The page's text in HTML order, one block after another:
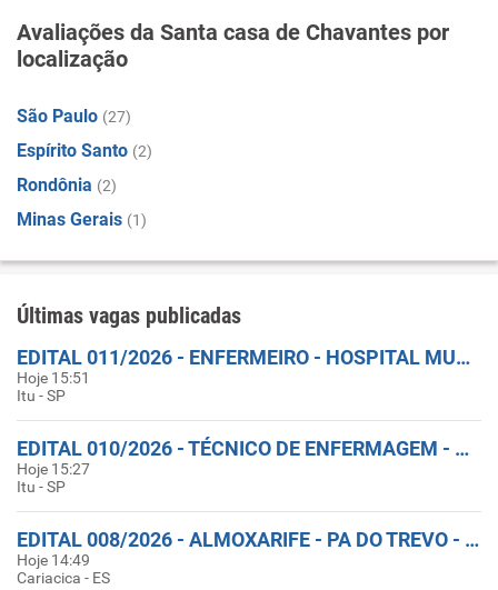
Avaliações da Santa casa de Chavantes por
localização
São Paulo (27)
Espírito Santo (2)
Rondônia (2)
Minas Gerais (1)
Últimas vagas publicadas
EDITAL 011/2026 - ENFERMEIRO - HOSPITAL MUNICIPAL DE ITU
Hoje 15:51
Itu - SP
EDITAL 010/2026 - TÉCNICO DE ENFERMAGEM - HOSPITAL MUNICIPAL DE ITU
Hoje 15:27
Itu - SP
EDITAL 008/2026 - ALMOXARIFE - PA DO TREVO - CARIACICA/ES
Hoje 14:49
Cariacica - ES